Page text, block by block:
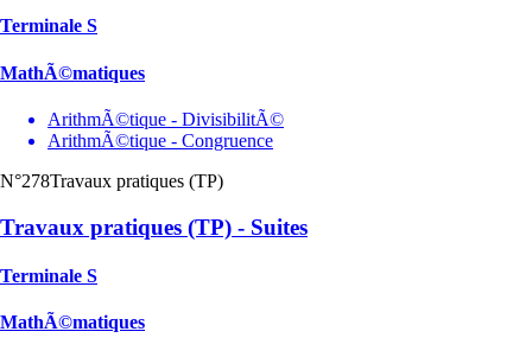
Terminale S
MathÃ©matiques
ArithmÃ©tique - DivisibilitÃ©
ArithmÃ©tique - Congruence
N°278Travaux pratiques (TP)
Travaux pratiques (TP) - Suites
Terminale S
MathÃ©matiques